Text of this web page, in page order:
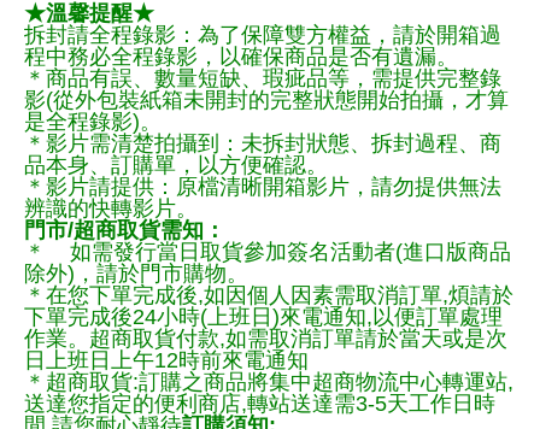
★溫馨提醒★
拆封請全程錄影：為了保障雙方權益，請於開箱過
程中務必全程錄影，以確保商品是否有遺漏。
＊商品有誤、數量短缺、瑕疵品等，需提供完整錄
影(從外包裝紙箱未開封的完整狀態開始拍攝，才算
是全程錄影)。
＊影片需清楚拍攝到：未拆封狀態、拆封過程、商
品本身、訂購單，以方便確認。
＊影片請提供：原檔清晰開箱影片，請勿提供無法
辨識的快轉影片。
門市/超商取貨需知：
＊ 如需發行當日取貨參加簽名活動者(進口版商品
除外)，請於門市購物。
＊在您下單完成後,如因個人因素需取消訂單,煩請於
下單完成後24小時(上班日)來電通知,以便訂單處理
作業。超商取貨付款,如需取消訂單請於當天或是次
日上班日上午12時前來電通知
＊超商取貨:訂購之商品將集中超商物流中心轉運站,
送達您指定的便利商店,轉站送達需3-5天工作日時